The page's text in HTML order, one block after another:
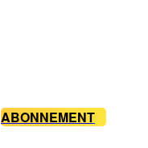
ABONNEMENT